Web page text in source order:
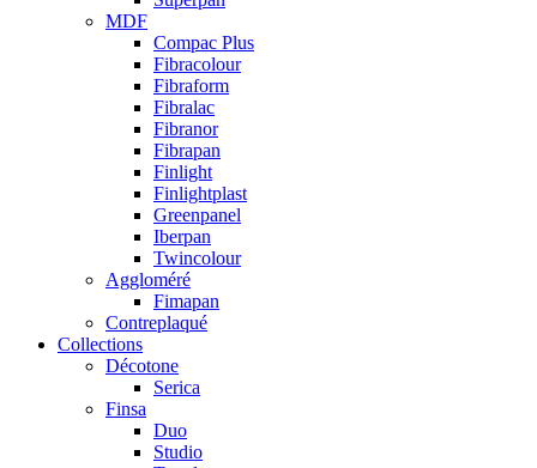
MDF
Compac Plus
Fibracolour
Fibraform
Fibralac
Fibranor
Fibrapan
Finlight
Finlightplast
Greenpanel
Iberpan
Twincolour
Aggloméré
Fimapan
Contreplaqué
Collections
Décotone
Serica
Finsa
Duo
Studio